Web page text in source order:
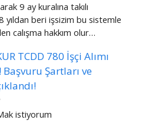
9 ay kuralına takılı
yıldan beri işsizim bu sistemle
calışma hakkım olur…
TCDD 780 İşçi Alımı
Başvuru Şartları ve
istiyorum